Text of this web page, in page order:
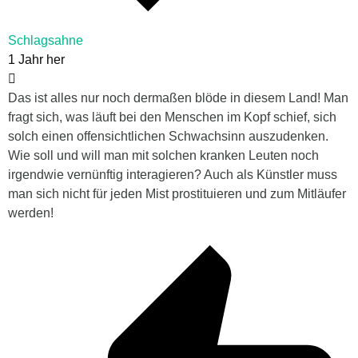
Schlagsahne
1 Jahr her
Das ist alles nur noch dermaßen blöde in diesem Land! Man
fragt sich, was läuft bei den Menschen im Kopf schief, sich
solch einen offensichtlichen Schwachsinn auszudenken.
Wie soll und will man mit solchen kranken Leuten noch
irgendwie vernünftig interagieren? Auch als Künstler muss
man sich nicht für jeden Mist prostituieren und zum Mitläufer
werden!